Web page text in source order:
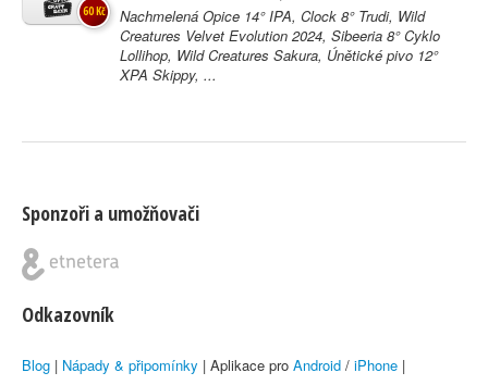
Nachmelená Opice 14° IPA, Clock 8° Trudi, Wild
Creatures Velvet Evolution 2024, Sibeeria 8° Cyklo
Lollihop, Wild Creatures Sakura, Únětické pivo 12°
XPA Skippy, ...
60 Kč
Sponzoři a umožňovači
Odkazovník
Blog | Nápady & připomínky | Aplikace pro Android / iPhone |